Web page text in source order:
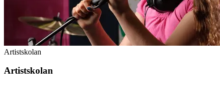
Artistskolan
Artistskolan